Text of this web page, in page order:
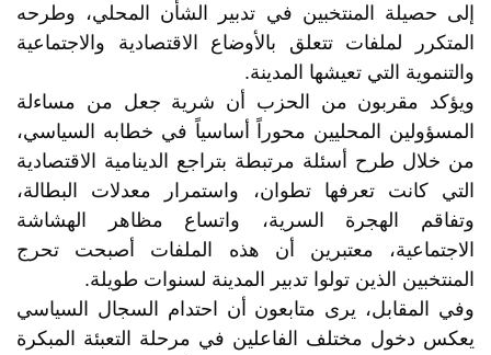
إلى حصيلة المنتخبين في تدبير الشأن المحلي، وطرحه
المتكرر لملفات تتعلق بالأوضاع الاقتصادية والاجتماعية
والتنموية التي تعيشها المدينة.
ويؤكد مقربون من الحزب أن شرية جعل من مساءلة
المسؤولين المحليين محوراً أساسياً في خطابه السياسي،
من خلال طرح أسئلة مرتبطة بتراجع الدينامية الاقتصادية
التي كانت تعرفها تطوان، واستمرار معدلات البطالة،
وتفاقم الهجرة السرية، واتساع مظاهر الهشاشة
الاجتماعية، معتبرين أن هذه الملفات أصبحت تحرج
المنتخبين الذين تولوا تدبير المدينة لسنوات طويلة.
وفي المقابل، يرى متابعون أن احتدام السجال السياسي
يعكس دخول مختلف الفاعلين في مرحلة التعبئة المبكرة